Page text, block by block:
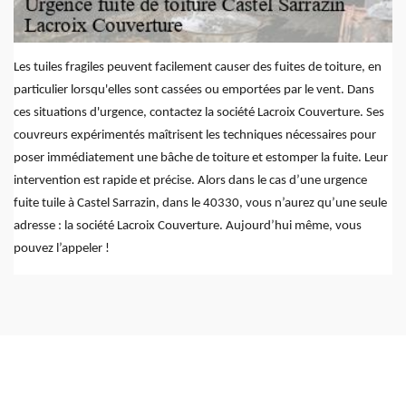
Les tuiles fragiles peuvent facilement causer des fuites de toiture, en
particulier lorsqu'elles sont cassées ou emportées par le vent. Dans
ces situations d'urgence, contactez la société Lacroix Couverture. Ses
couvreurs expérimentés maîtrisent les techniques nécessaires pour
poser immédiatement une bâche de toiture et estomper la fuite. Leur
intervention est rapide et précise. Alors dans le cas d’une urgence
fuite tuile à Castel Sarrazin, dans le 40330, vous n’aurez qu’une seule
adresse : la société Lacroix Couverture. Aujourd’hui même, vous
pouvez l’appeler !